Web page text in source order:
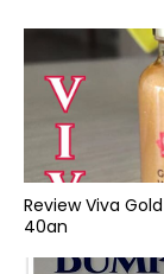
Review Viva
40an